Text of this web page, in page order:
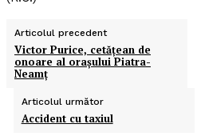
Articolul precedent
Victor Purice, cetăţean de
onoare al oraşului Piatra-
Neamţ
Articolul următor
Accident cu taxiul